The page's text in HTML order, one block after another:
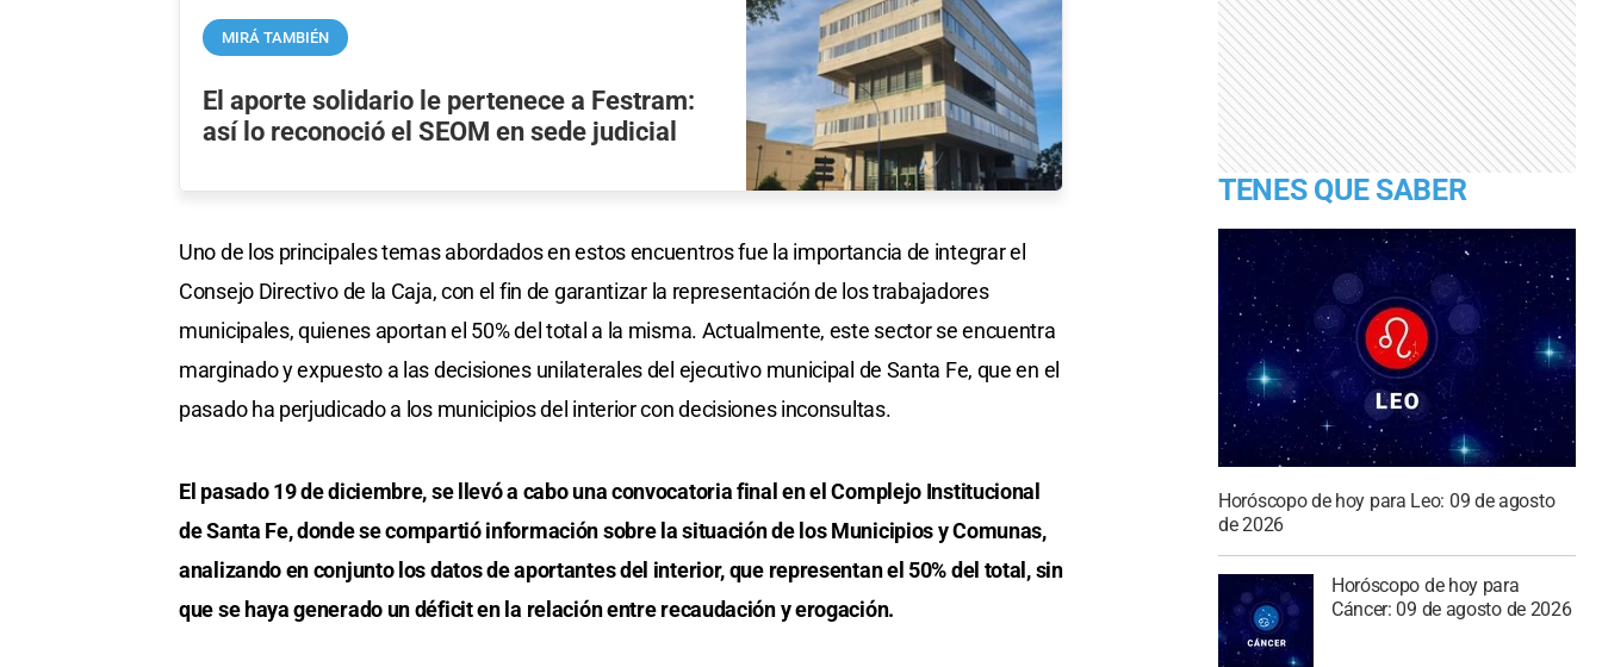
MIRÁ TAMBIÉN
El aporte solidario le pertenece a Festram:
así lo reconoció el SEOM en sede judicial
Uno de los principales temas abordados en estos encuentros fue la importancia de integrar el
Consejo Directivo de la Caja, con el fin de garantizar la representación de los trabajadores
municipales, quienes aportan el 50% del total a la misma. Actualmente, este sector se encuentra
marginado y expuesto a las decisiones unilaterales del ejecutivo municipal de Santa Fe, que en el
pasado ha perjudicado a los municipios del interior con decisiones inconsultas.
El pasado 19 de diciembre, se llevó a cabo una convocatoria final en el Complejo Institucional
de Santa Fe, donde se compartió información sobre la situación de los Municipios y Comunas,
analizando en conjunto los datos de aportantes del interior, que representan el 50% del total, sin
que se haya generado un déficit en la relación entre recaudación y erogación.
TENES QUE SABER
Horóscopo de hoy para Leo: 09 de agosto
de 2026
Horóscopo de hoy para
Cáncer: 09 de agosto de 2026